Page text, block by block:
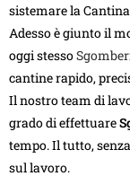
sistemare la
Adesso è giunto il
oggi stesso
cantine rapido,
Il nostro team di
grado di effettuare
tempo. Il tutto,
sul lavoro.